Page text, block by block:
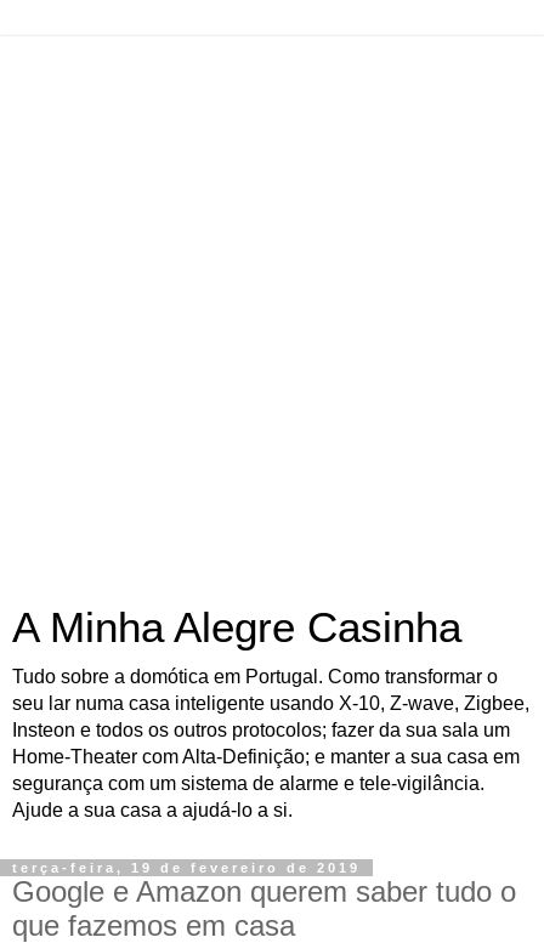
A Minha Alegre Casinha
Tudo sobre a domótica em Portugal. Como transformar o
seu lar numa casa inteligente usando X-10, Z-wave, Zigbee,
Insteon e todos os outros protocolos; fazer da sua sala um
Home-Theater com Alta-Definição; e manter a sua casa em
segurança com um sistema de alarme e tele-vigilância.
Ajude a sua casa a ajudá-lo a si.
terça-feira, 19 de fevereiro de 2019
Google e Amazon querem saber tudo o
que fazemos em casa